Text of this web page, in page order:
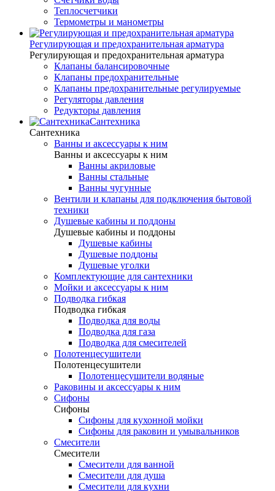
Теплосчетчики
Термометры и манометры
Регулирующая и предохранительная арматура
Регулирующая и предохранительная арматура
Клапаны балансировочные
Клапаны предохранительные
Клапаны предохранительные регулируемые
Регуляторы давления
Редукторы давления
Сантехника
Сантехника
Ванны и аксессуары к ним
Ванны и аксессуары к ним
Ванны акриловые
Ванны стальные
Ванны чугунные
Вентили и клапаны для подключения бытовой
техники
Душевые кабины и поддоны
Душевые кабины и поддоны
Душевые кабины
Душевые поддоны
Душевые уголки
Комплектующие для сантехники
Мойки и аксессуары к ним
Подводка гибкая
Подводка гибкая
Подводка для воды
Подводка для газа
Подводка для смесителей
Полотенцесушители
Полотенцесушители
Полотенцесушители водяные
Раковины и аксессуары к ним
Сифоны
Сифоны
Сифоны для кухонной мойки
Сифоны для раковин и умывальников
Смесители
Смесители
Смесители для ванной
Смесители для душа
Смесители для кухни